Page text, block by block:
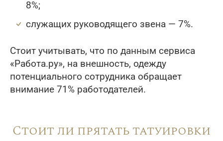
8%;
служащих руководящего звена — 7%.
Стоит учитывать, что по данным сервиса
«Работа.ру», на внешность, одежду
потенциального сотрудника обращает
внимание 71% работодателей.
Стоит ли прятать татуировки